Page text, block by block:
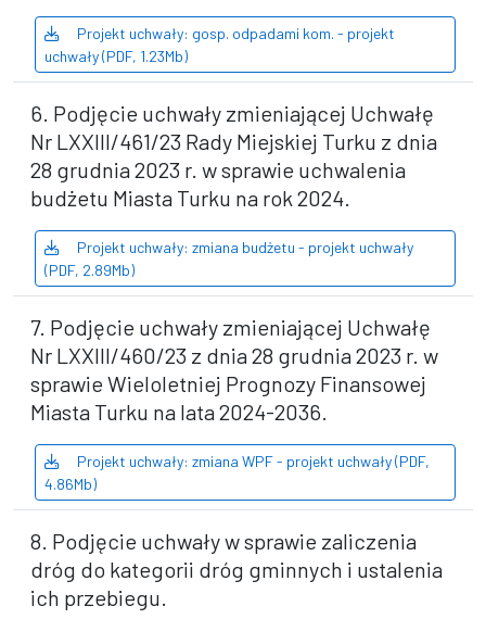
Projekt uchwały: gosp. odpadami kom. - projekt
uchwały (PDF, 1.23Mb)
6. Podjęcie uchwały zmieniającej Uchwałę
Nr LXXIII/461/23 Rady Miejskiej Turku z dnia
28 grudnia 2023 r. w sprawie uchwalenia
budżetu Miasta Turku na rok 2024.
Projekt uchwały: zmiana budżetu - projekt uchwały
(PDF, 2.89Mb)
7. Podjęcie uchwały zmieniającej Uchwałę
Nr LXXIII/460/23 z dnia 28 grudnia 2023 r. w
sprawie Wieloletniej Prognozy Finansowej
Miasta Turku na lata 2024-2036.
Projekt uchwały: zmiana WPF - projekt uchwały (PDF,
4.86Mb)
8. Podjęcie uchwały w sprawie zaliczenia
dróg do kategorii dróg gminnych i ustalenia
ich przebiegu.